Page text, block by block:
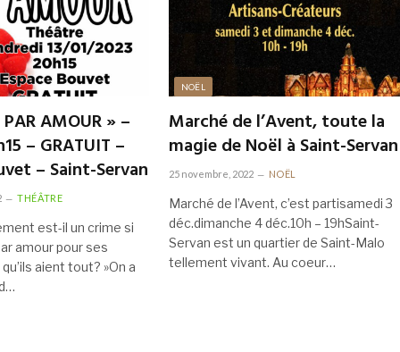
AMOUR » –
– GRATUIT –
– Saint-Servan
THÉÂTRE
est-il un crime si
amour pour ses
aient tout? »On a
NOËL
Marché de l’Avent, toute la
magie de Noël à Saint-Servan
25 novembre, 2022 NOËL
Marché de l’Avent, c’est partisamedi 3
déc.dimanche 4 déc.10h – 19hSaint-
Servan est un quartier de Saint-Malo
tellement vivant. Au coeur…